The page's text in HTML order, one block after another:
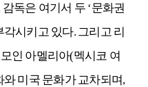
독은 여기서 두 ‘문화권
시키고 있다. 그리고 리
인 아멜리아(멕시코 여
미국 문화가 교차되며,